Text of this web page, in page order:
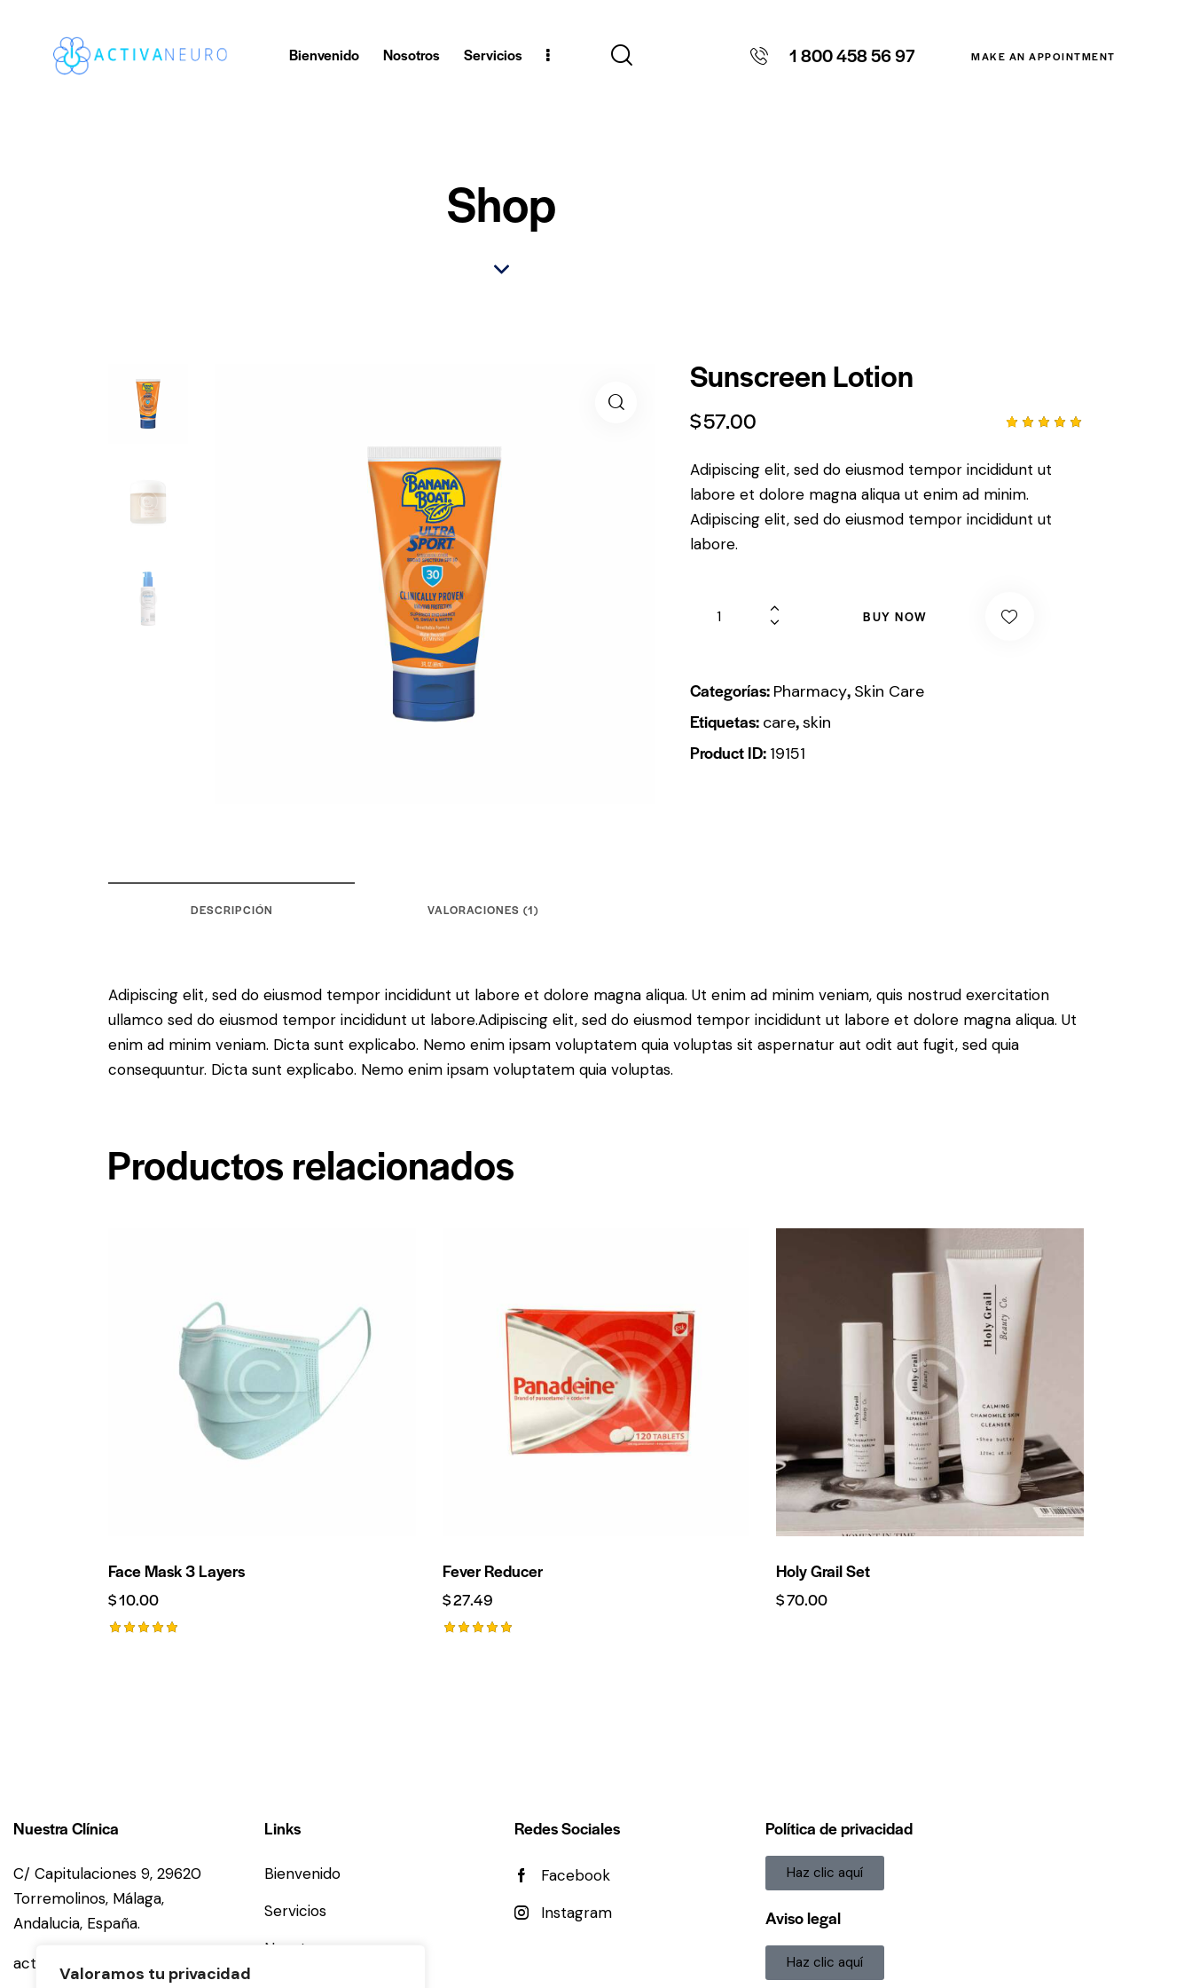
Valoramos tu privacidad
Bienvenido Nosotros Servicios 1 800 458 56 97 MAKE AN APPOINTMENT
Shop
Sunscreen Lotion
de 5 en
base a
valoració
n de un
cliente
$57.00
Adipiscing elit, sed do eiusmod tempor incididunt ut
labore et dolore magna aliqua ut enim ad minim.
Adipiscing elit, sed do eiusmod tempor incididunt ut
labore.
BUY NOW
Categorías: Pharmacy, Skin Care
Etiquetas: care,skin
Product ID: 19151
DESCRIPCIÓN VALORACIONES (1)
Adipiscing elit, sed do eiusmod tempor incididunt ut labore et dolore magna aliqua. Ut enim ad minim veniam, quis nostrud exercitation
ullamco sed do eiusmod tempor incididunt ut labore.Adipiscing elit, sed do eiusmod tempor incididunt ut labore et dolore magna aliqua. Ut
enim ad minim veniam. Dicta sunt explicabo. Nemo enim ipsam voluptatem quia voluptas sit aspernatur aut odit aut fugit, sed quia
consequuntur. Dicta sunt explicabo. Nemo enim ipsam voluptatem quia voluptas.
Productos relacionados
Face Mask 3 Layers
$10.00
Fever Reducer
$27.49
Holy Grail Set
$70.00
Nuestra Clínica
C/ Capitulaciones 9, 29620
Torremolinos, Málaga,
Andalucia, España.
activaneuro@gmail.com
Links
Bienvenido
Servicios
Nosotros
Redes Sociales
Facebook
Instagram
Política de privacidad
Haz clic aquí
Aviso legal
Haz clic aquí